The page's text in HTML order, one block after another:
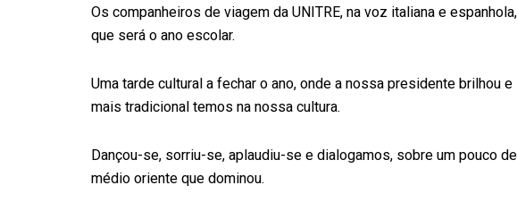
Os companheiros de viagem da UNITRE, na voz italiana e
que será o ano escolar.
Uma tarde cultural a fechar o ano, onde a nossa presidente brilhou
mais tradicional temos na nossa cultura.
Dançou-se, sorriu-se, aplaudiu-se e dialogamos, sobre um pouco
médio oriente que dominou.